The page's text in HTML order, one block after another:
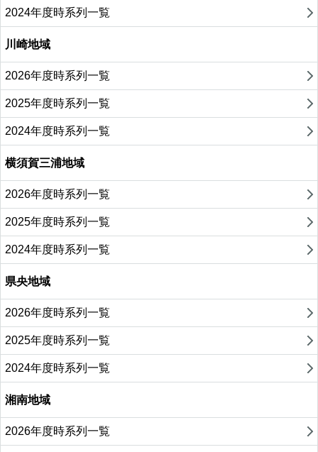
2024年度時系列一覧
川崎地域
2026年度時系列一覧
2025年度時系列一覧
2024年度時系列一覧
横須賀三浦地域
2026年度時系列一覧
2025年度時系列一覧
2024年度時系列一覧
県央地域
2026年度時系列一覧
2025年度時系列一覧
2024年度時系列一覧
湘南地域
2026年度時系列一覧